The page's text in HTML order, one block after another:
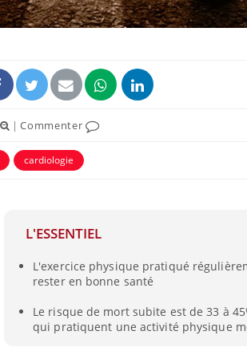
|Commenter
cardiologie
L'ESSENTIEL
L'exercice physique pratiqué
rester en bonne santé
Le risque de mort subite est de 33 à
qui pratiquent une activité physique
pendant les vacances ?
Hantavirus : un cas
en France